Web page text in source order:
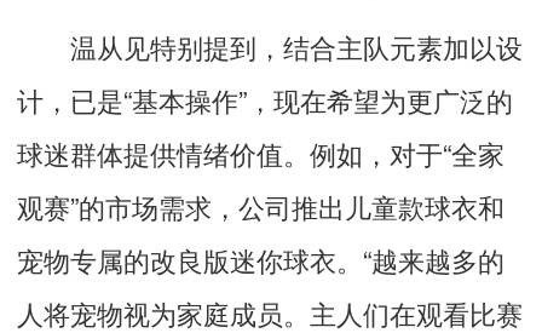
温从见特别提到，结合主队元素加以设
计，已是“基本操作”，现在希望为更广泛的
球迷群体提供情绪价值。例如，对于“全家
观赛”的市场需求，公司推出儿童款球衣和
宠物专属的改良版迷你球衣。“越来越多的
人将宠物视为家庭成员。主人们在观看比赛